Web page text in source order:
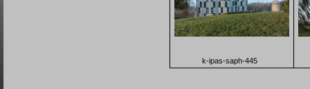
k-ipas-saph-445